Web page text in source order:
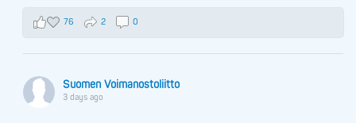
76 2 0
Suomen Voimanostoliitto
3 days ago